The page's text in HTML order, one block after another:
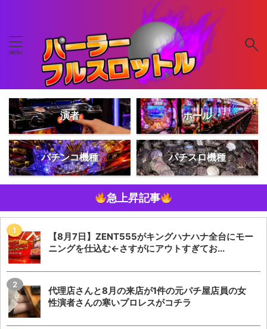
演者 ホール
パチンコ機種 パチスロ機種
急上昇記事
【8月7日】ZENT555がキングハナハナ全台にモー
ニングを仕込む←さすがにアウトすぎてお...
代理店さんと8月の来店が1件の元パチ屋店員の女
性演者さんの寒いプロレスがコチラ